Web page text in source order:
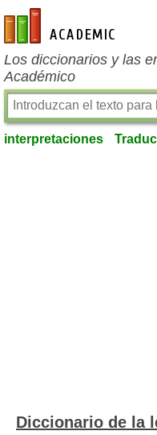
es-academic.com
Los diccionarios y las
Académico
interpretaciones
Diccionario de la